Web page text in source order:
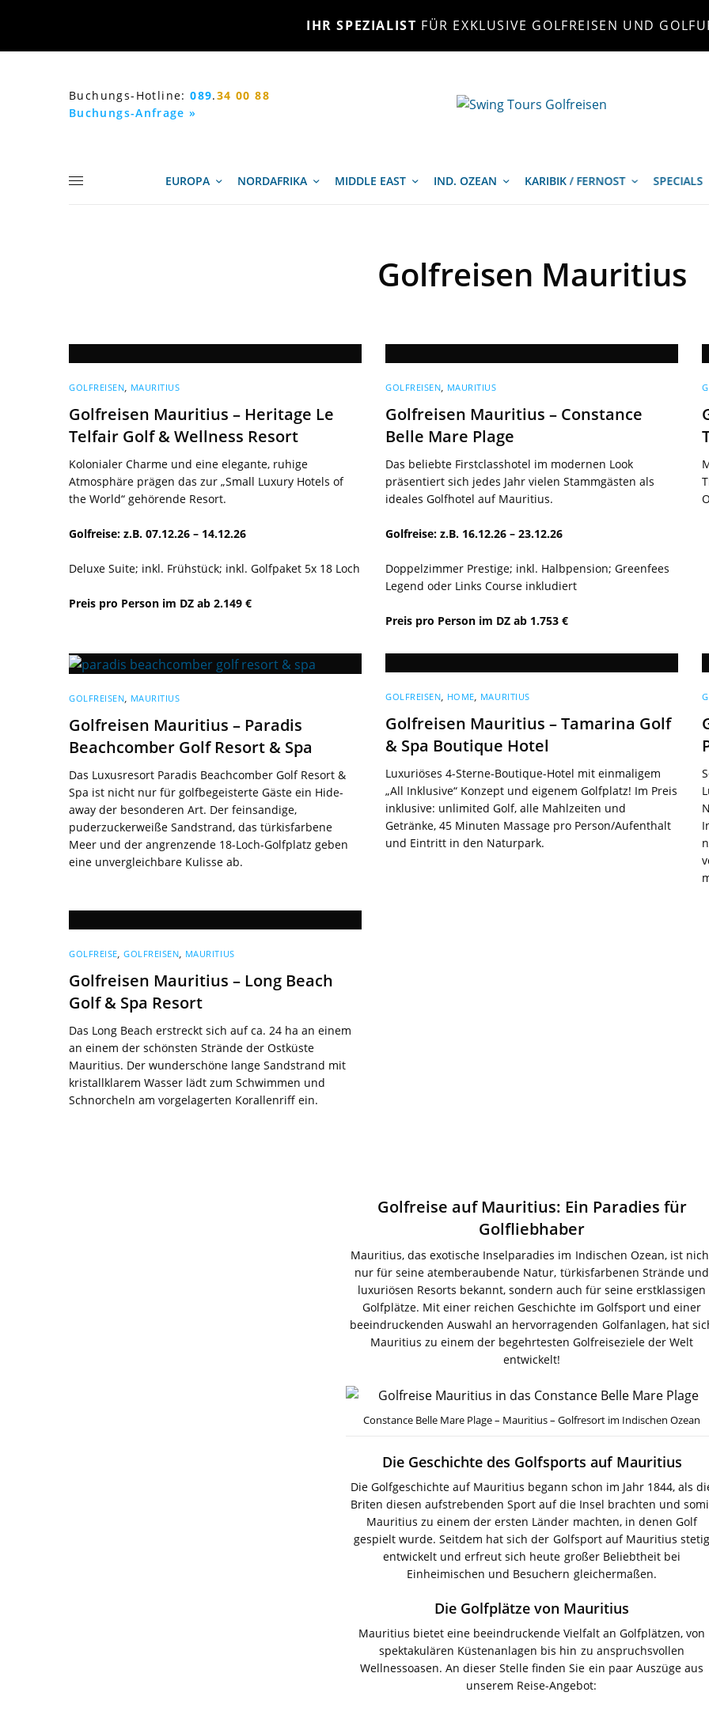
IHR SPEZIALIST FÜR EXKLUSIVE GOLFREISEN UND
Buchungs-Hotline:089.34 00 88
Buchungs-Anfrage »
EUROPA NORDAFRIKA MIDDLE EAST IND. OZEAN KARIBIK / FERNOST SPECIALS
Golfreisen Mauritius
GOLFREISEN, MAURITIUS
Golfreisen Mauritius – Heritage Le
Telfair Golf & Wellness Resort
Kolonialer Charme und eine elegante, ruhige
Atmosphäre prägen das zur „Small Luxury Hotels of
the World“ gehörende Resort.
Golfreise: z.B. 07.12.26 – 14.12.26
Deluxe Suite; inkl. Frühstück; inkl. Golfpaket 5x 18 Loch
Preis pro Person im DZ ab 2.149 €
GOLFREISEN, MAURITIUS
Golfreisen Mauritius – Constance
Belle Mare Plage
Das beliebte Firstclasshotel im modernen Look
präsentiert sich jedes Jahr vielen Stammgästen als
ideales Golfhotel auf Mauritius.
Golfreise: z.B. 16.12.26 – 23.12.26
Doppelzimmer Prestige; inkl. Halbpension; Greenfees
Legend oder Links Course inkludiert
Preis pro Person im DZ ab 1.753 €
GOLFREISEN MAURITIUS
Golfreisen Mauritius – Paradis
Beachcomber Golf Resort & Spa
Das Luxusresort Paradis Beachcomber Golf Resort &
Spa ist nicht nur für golfbegeisterte Gäste ein Hide-
away der besonderen Art. Der feinsandige,
puderzuckerweiße Sandstrand, das türkisfarbene
Meer und der angrenzende 18-Loch-Golfplatz geben
eine unvergleichbare Kulisse ab.
GOLFREISEN, HOME, MAURITIUS
Golfreisen Mauritius – Tamarina Golf
& Spa Boutique Hotel
Luxuriöses 4-Sterne-Boutique-Hotel mit einmaligem
„All Inklusive“ Konzept und eigenem Golfplatz! Im Preis
inklusive: unlimited Golf, alle Mahlzeiten und
Getränke, 45 Minuten Massage pro Person/Aufenthalt
und Eintritt in den Naturpark.
GOLFREISE,GOLFREISEN, MAURITIUS
Golfreisen Mauritius – Long Beach
Golf & Spa Resort
Das Long Beach erstreckt sich auf ca. 24 ha an einem
an einem der schönsten Strände der Ostküste
Mauritius. Der wunderschöne lange Sandstrand mit
kristallklarem Wasser lädt zum Schwimmen und
Schnorcheln am vorgelagerten Korallenriff ein.
Golfreise auf Mauritius: Ein Paradies für
Golfliebhaber
Mauritius, das exotische Inselparadies im Indischen Ozean, ist
nur für seine atemberaubende Natur, türkisfarbenen Strände und
luxuriösen Resorts bekannt, sondern auch für seine erstklassigen
Golfplätze. Mit einer reichen Geschichte im Golfsport und einer
beeindruckenden Auswahl an hervorragenden Golfanlagen, hat
Mauritius zu einem der begehrtesten Golfreiseziele der Welt
entwickelt!
Constance Belle Mare Plage – Mauritius – Golfresort im Indischen Ozean
Die Geschichte des Golfsports auf Mauritius
Die Golfgeschichte auf Mauritius begann schon im Jahr 1844, als
Briten diesen aufstrebenden Sport auf die Insel brachten und
Mauritius zu einem der ersten Länder machten, in denen Golf
gespielt wurde. Seitdem hat sich der Golfsport auf Mauritius stetig
entwickelt und erfreut sich heute großer Beliebtheit bei
Einheimischen und Besuchern gleichermaßen.
Die Golfplätze von Mauritius
Mauritius bietet eine beeindruckende Vielfalt an Golfplätzen, von
spektakulären Küstenanlagen bis hin zu anspruchsvollen
Wellnessoasen. An dieser Stelle finden Sie ein paar Auszüge aus
unserem Reise-Angebot: